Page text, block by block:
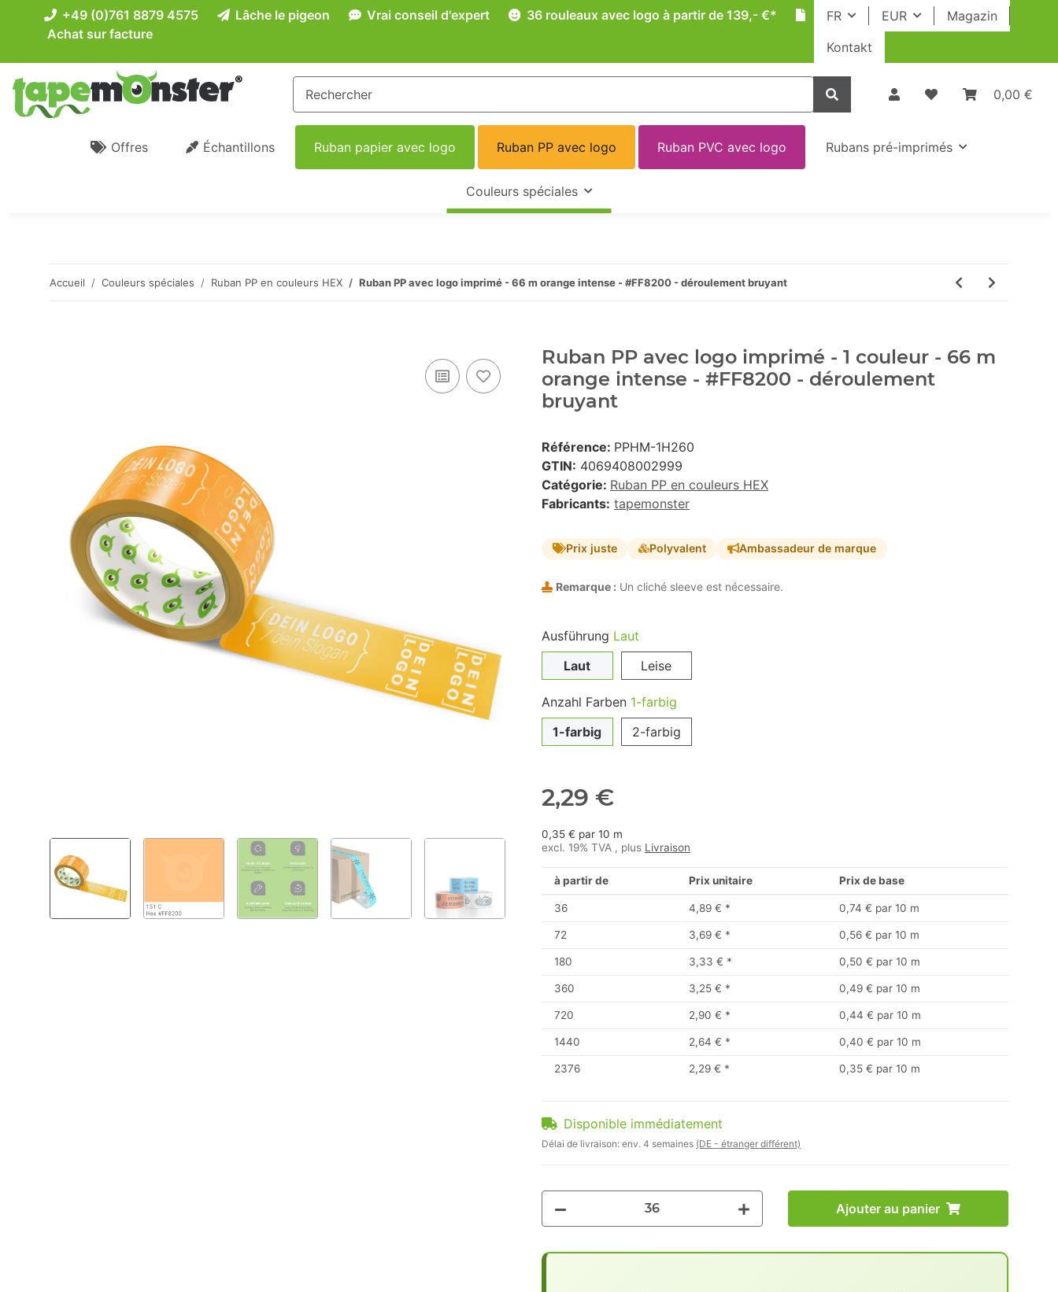
FR EUR
Magazin
Kontakt
+49 (0)761 8879 4575 Lâche le pigeon Vrai conseil d'expert
36 rouleaux avec logo à partir de 139,- €*
Achat sur facture
0,00 €
Offres Échantillons Ruban papier avec logo Ruban PP avec logo Ruban PVC avec logo Rubans pré-imprimés
Couleurs spéciales
Accueil Couleurs spéciales Ruban PP en couleurs HEX Ruban PP avec logo imprimé - 66 m orange intense - #FF8200 - déroulement bruyant
Ruban PP avec logo imprimé - 1 couleur - 66 m
orange intense - #FF8200 - déroulement
bruyant
Référence: PPHM-1H260
GTIN: 4069408002999
Catégorie: Ruban PP en couleurs HEX
Fabricants: tapemonster
Prix juste Polyvalent Ambassadeur de marque
Remarque : Un cliché sleeve est nécessaire.
Ausführung Laut
Laut
Leise
Anzahl Farben 1-farbig
1-farbig
2-farbig
2,29 €
0,35 € par 10 m
excl. 19% TVA , plus Livraison
à partir de Prix unitaire Prix de base
36 4,89 € * 0,74 € par 10 m
72 3,69 € * 0,56 € par 10 m
180 3,33 € * 0,50 € par 10 m
360 3,25 € * 0,49 € par 10 m
720 2,90 € * 0,44 € par 10 m
1440 2,64 € * 0,40 € par 10 m
2376 2,29 € * 0,35 € par 10 m
Disponible immédiatement
Délai de livraison: env. 4 semaines (DE - étranger différent)
Ajouter au panier